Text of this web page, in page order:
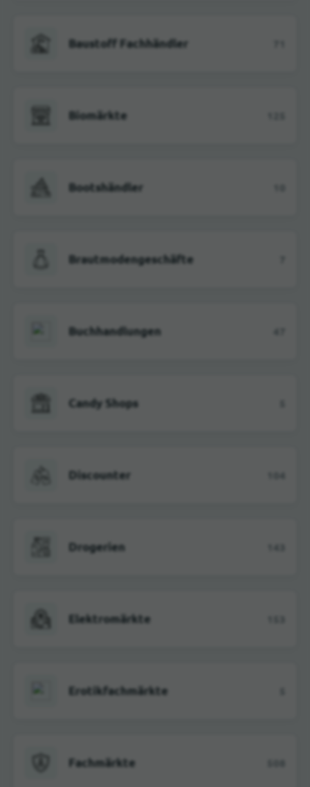
Baustoff Fachhändler
Biomärkte
Bootshändler
Brautmodengeschäfte
Buchhandlungen 47
Candy Shops
Discounter 104
Drogerien 143
Elektromärkte
Erotikfachmärkte
Fachmärkte 508